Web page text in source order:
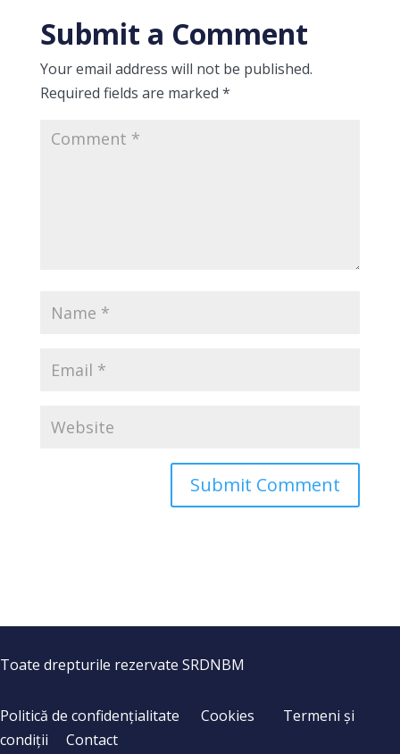
Submit a Comment
Your email address will not be published.
Required fields are marked *
Toate drepturile rezervate SRDNBM
Politică de confidențialitate Cookies
Termeni și
condiții
Contact